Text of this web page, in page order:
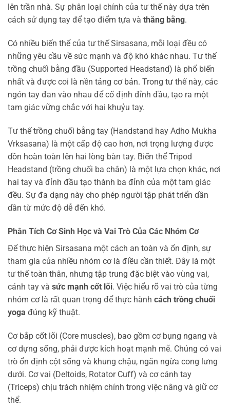
lên trần nhà. Sự phân loại chính của tư thế này dựa trên
cách sử dụng tay để tạo điểm tựa và thăng bằng.
Có nhiều biến thể của tư thế Sirsasana, mỗi loại đều có
những yêu cầu về sức mạnh và độ khó khác nhau. Tư thế
trồng chuối bằng đầu (Supported Headstand) là phổ biến
nhất và được coi là nền tảng cơ bản. Trong tư thế này, các
ngón tay đan vào nhau để cố định đỉnh đầu, tạo ra một
tam giác vững chắc với hai khuỷu tay.
Tư thế trồng chuối bằng tay (Handstand hay Adho Mukha
Vrksasana) là một cấp độ cao hơn, nơi trọng lượng được
dồn hoàn toàn lên hai lòng bàn tay. Biến thể Tripod
Headstand (trồng chuối ba chân) là một lựa chọn khác, nơi
hai tay và đỉnh đầu tạo thành ba đỉnh của một tam giác
đều. Sự đa dạng này cho phép người tập phát triển dần
dần từ mức độ dễ đến khó.
Phân Tích Cơ Sinh Học và Vai Trò Của Các Nhóm Cơ
Để thực hiện Sirsasana một cách an toàn và ổn định, sự
tham gia của nhiều nhóm cơ là điều cần thiết. Đây là một
tư thế toàn thân, nhưng tập trung đặc biệt vào vùng vai,
cánh tay và sức mạnh cốt lõi. Việc hiểu rõ vai trò của từng
nhóm cơ là rất quan trọng để thực hành cách trồng chuối
yoga đúng kỹ thuật.
Cơ bắp cốt lõi (Core muscles), bao gồm cơ bụng ngang và
cơ dựng sống, phải được kích hoạt mạnh mẽ. Chúng có vai
trò ổn định cột sống và khung chậu, ngăn ngừa cong lưng
dưới. Cơ vai (Deltoids, Rotator Cuff) và cơ cánh tay
(Triceps) chịu trách nhiệm chính trong việc nâng và giữ cơ
thể.